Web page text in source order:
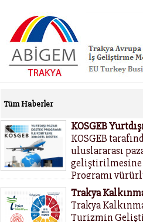
Tüm Haberler
KOSGEB
KOSGEB
uluslararası
geliştirilmesine
Programı
Trakya
Trakya
Turizmin